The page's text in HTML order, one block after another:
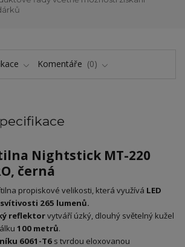
Komentáře 0
Nightstick MT-220
černá
propiskové velikosti, která využívá LED
265 lumenů.
reflektorvytváří úzký, dlouhý světelný kužel
100 metrů.
6061-T6 s tvrdou eloxovanou